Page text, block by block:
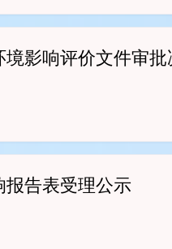
影响评价文件审
报告表受理公示